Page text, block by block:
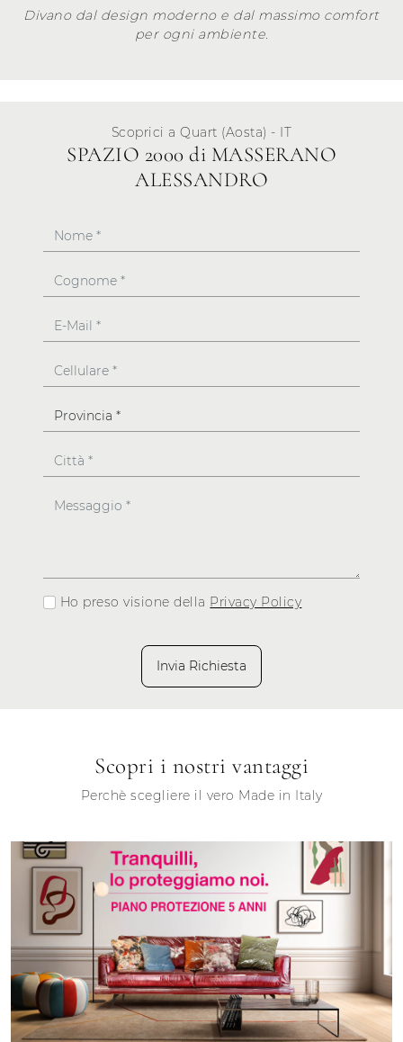
Divano dal design moderno e dal massimo comfort
per ogni ambiente.
Scoprici a Quart (Aosta) - IT
SPAZIO 2000 di MASSERANO
ALESSANDRO
Ho preso visione della Privacy Policy
Invia Richiesta
Scopri i nostri vantaggi
Perchè scegliere il vero Made in Italy